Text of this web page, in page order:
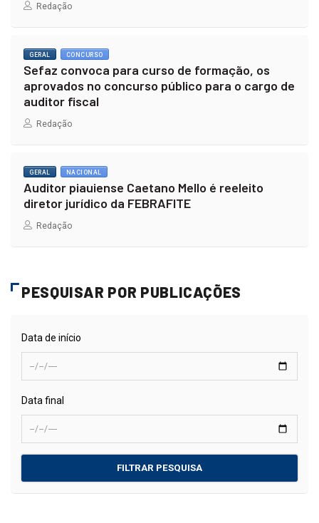
Redação
GERAL CONCURSO
Sefaz convoca para curso de formação, os
aprovados no concurso público para o cargo de
auditor fiscal
Redação
GERAL NACIONAL
Auditor piauiense Caetano Mello é reeleito
diretor jurídico da FEBRAFITE
Redação
PESQUISAR POR PUBLICAÇÕES
Data de início
Data final
FILTRAR PESQUISA